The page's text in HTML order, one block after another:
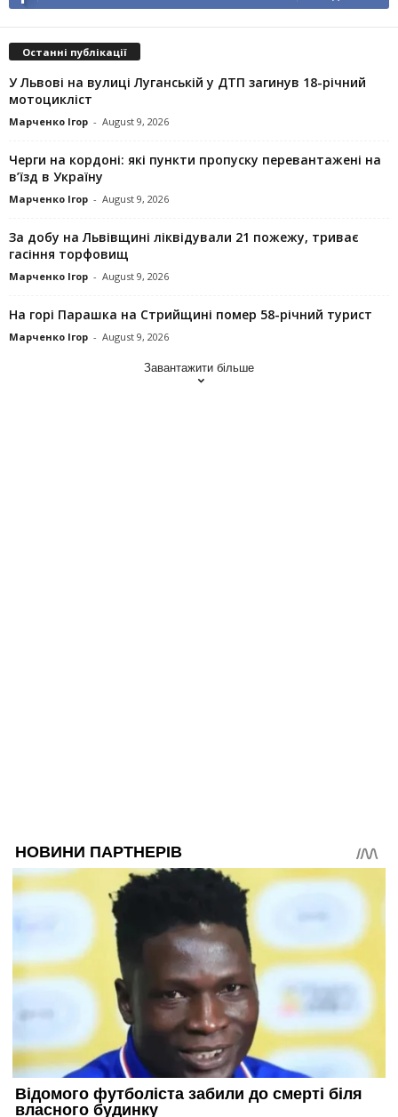
Останні публікації
У Львові на вулиці Луганській у ДТП загинув 18-річний
мотоцикліст
Марченко Ігор - August 9, 2026
Черги на кордоні: які пункти пропуску перевантажені на
в’їзд в Україну
Марченко Ігор - August 9, 2026
За добу на Львівщині ліквідували 21 пожежу, триває
гасіння торфовищ
Марченко Ігор - August 9, 2026
На горі Парашка на Стрийщині помер 58-річний турист
Марченко Ігор - August 9, 2026
Завантажити більше